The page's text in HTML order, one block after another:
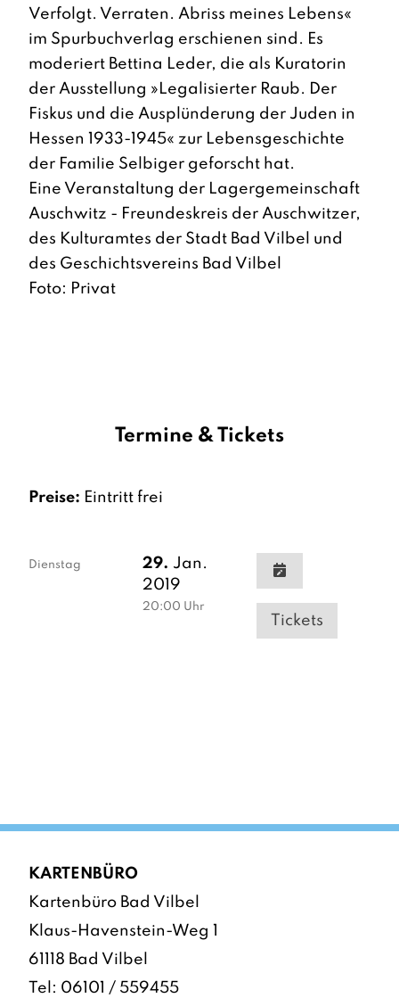
Verfolgt. Verraten. Abriss meines Lebens«
im Spurbuchverlag erschienen sind. Es
moderiert Bettina Leder, die als Kuratorin
der Ausstellung »Legalisierter Raub. Der
Fiskus und die Ausplünderung der Juden in
Hessen 1933-1945« zur Lebensgeschichte
der Familie Selbiger geforscht hat.
Eine Veranstaltung der Lagergemeinschaft
Auschwitz - Freundeskreis der Auschwitzer,
des Kulturamtes der Stadt Bad Vilbel und
des Geschichtsvereins Bad Vilbel
Foto: Privat
Termine & Tickets
Preise: Eintritt frei
Dienstag 29. Jan.
2019
20:00 Uhr
Tickets
KARTENBÜRO
Kartenbüro Bad Vilbel
Klaus-Havenstein-Weg 1
61118 Bad Vilbel
Tel: 06101 / 559455